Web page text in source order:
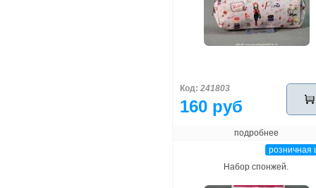
Код: 241803
160 руб
подробнее
розничная
Набор спонжей.